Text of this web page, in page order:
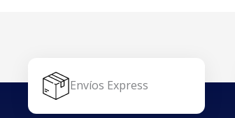
Envíos Express